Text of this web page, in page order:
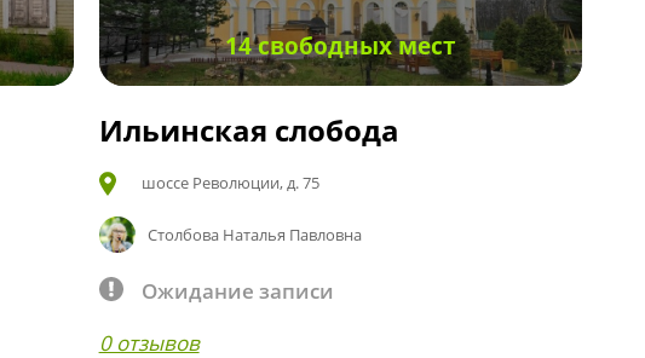
14 свободных мест
Ильинская слобода
шоссе Революции, д. 75
Столбова Наталья Павловна
Ожидание записи
0 отзывов